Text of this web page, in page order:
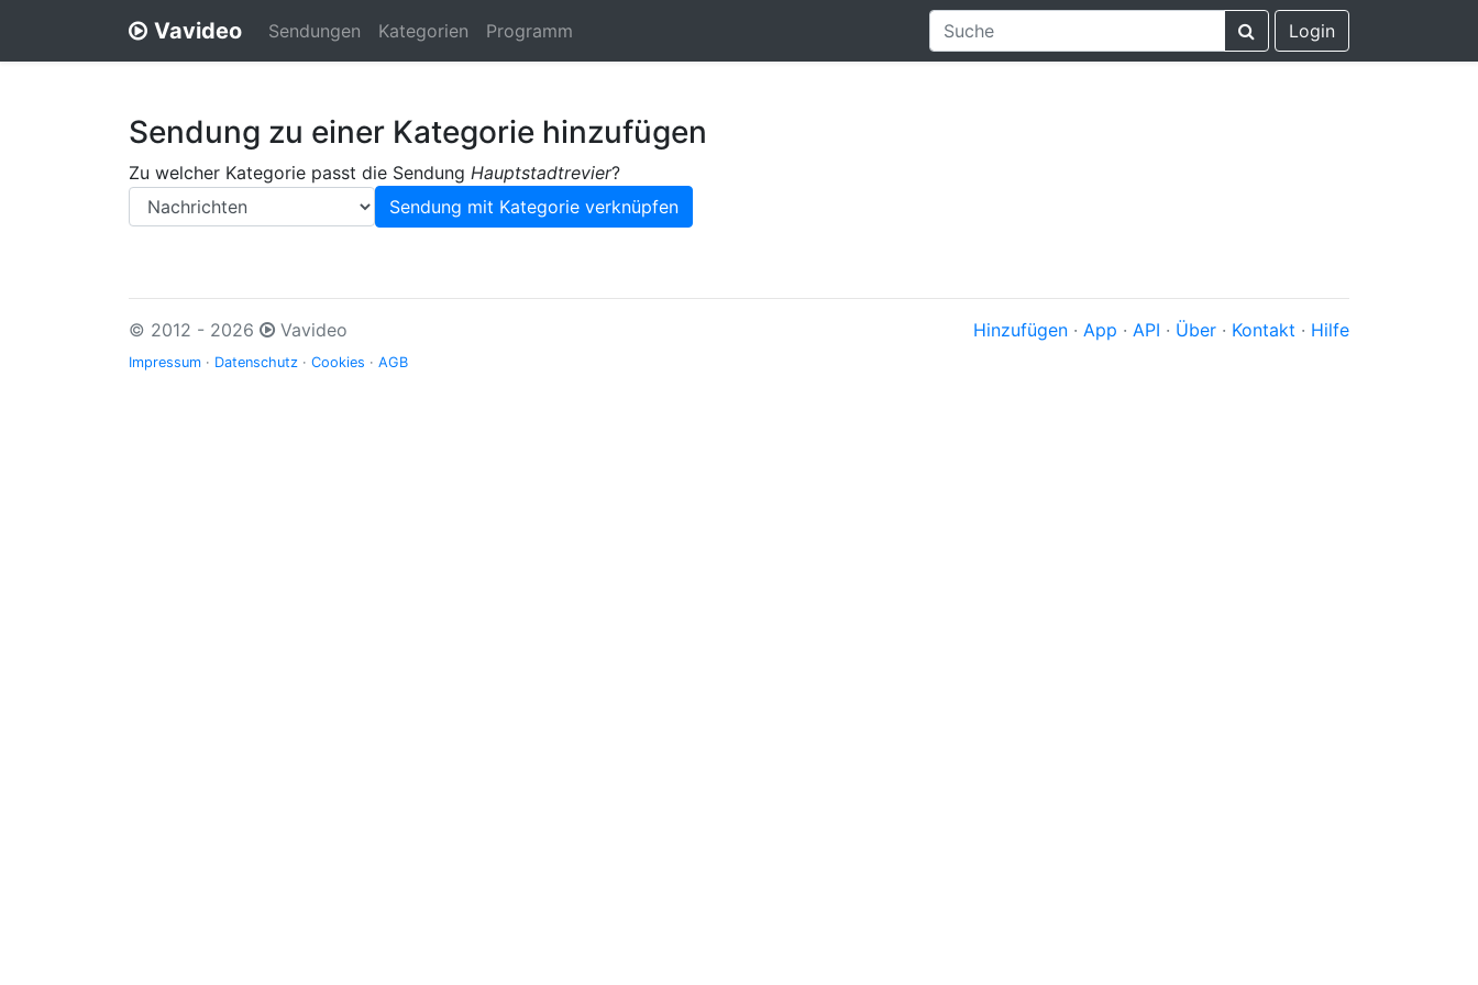
Vavideo Sendungen Kategorien Programm Login
Sendung zu einer Kategorie hinzufügen
Zu welcher Kategorie passt die Sendung Hauptstadtrevier?
Hinzufügen · App · API · Über · Kontakt · Hilfe
© 2012 - 2026 Vavideo
Impressum · Datenschutz · Cookies · AGB